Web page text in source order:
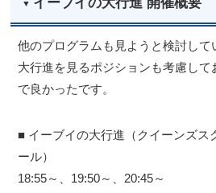
他のプログラムも見ようと検討し
大行進を見るポジションも考慮し
で良かったです。
■ イーブイの大行進（クイーンズス
ール）
18:55～、19:50～、20:45～